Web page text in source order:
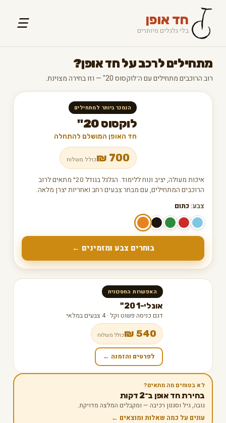
חד אופן
בלי גלגלים מיותרים ☰
מתחילים לרכב על חד אופן?
רוב הרוכבים מתחילים עם ה־לוקסוס 20" — וזו בחירה מצוינת.
הנמכר ביותר למתחילים
לוקסוס 20"
חד האופן המושלם להתחלה
700
₪כולל משלוח
איכות מעולה, יציב ונוח ללימוד. הגלגל בגודל 20״ מתאים לרוב
הרוכבים המתחילים, עם מבחר צבעים רחב ואחריות יצרן מלאה.
צבע: כתום
בוחרים צבע ומזמינים ←
האפשרות החסכונית
אונלי-1 20"
דגם כניסה פשוט וקל · 4 צבעים במלאי
540 ₪ כולל משלוח
לפרטים והזמנה ←
לא בטוחים מה מתאים?
בחירת חד אופן ב־2 דקות
גובה, גיל וסגנון רכיבה — ומקבלים המלצה מדויקת.
עונים על כמה שאלות ומוצאים ←